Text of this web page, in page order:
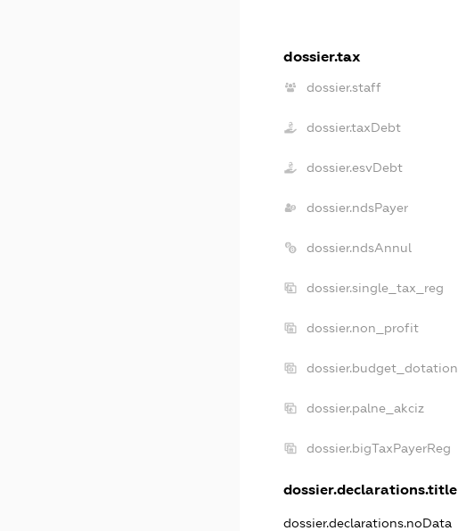
dossier.tax
dossier.staff
dossier.taxDebt
dossier.esvDebt
dossier.ndsPayer
dossier.ndsAnnul
dossier.single_tax_reg
dossier.non_profit
dossier.budget_dotation
dossier.palne_akciz
dossier.bigTaxPayerReg
dossier.declarations.title
dossier.declarations.noData